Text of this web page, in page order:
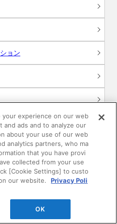
ョン
ト
your experience on our web
ads and to analyze our
about your use of our web
analytics partners, who ma
that you have provi
collected from your use
[Cookie Settings] to custo
our website.
Privacy Poli
OK